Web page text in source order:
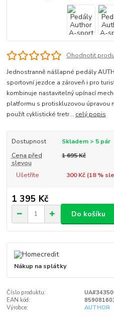
Ohodnotit
Jednostranně nášlapné pedály
sportovní jezdce a zároveň i pro
kombinuje nastavitelný upínací
platformu s protiskluzovou úpravou
použít cyklistické tretr... celý popis
Dostupnost
Skladem > 5 pár
Cena před
slevou
1 695 Kč
Ušetříte 300 Kč (18%
1 395 Kč
Do košíku
Nákup na splátky
Číslo produktu:
EAN kód:
Výrobce:
AUTHOR